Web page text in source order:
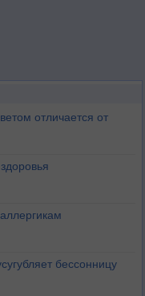
отличается от
бессонницу